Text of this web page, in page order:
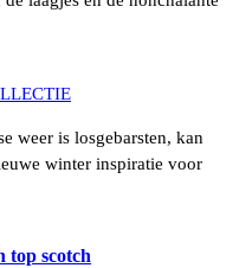
weer is losgebarsten, kan
winter inspiratie voor
top scotch